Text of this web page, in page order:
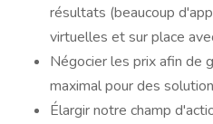
résultats (beaucoup
virtuelles et sur place
Négocier les prix afin de
maximal pour des
Élargir notre champ